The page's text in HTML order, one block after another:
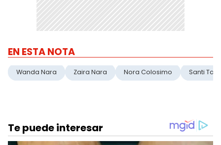
EN ESTA NOTA
Wanda Nara Zaira Nara Nora Colosimo Santi